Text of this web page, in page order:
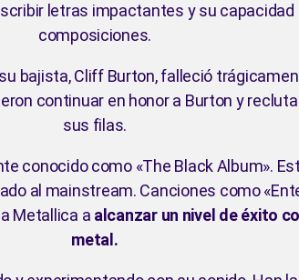
letras impactantes y su
composiciones.
bajista, Cliff Burton, falleció
continuar en honor a Burton y
sus filas.
conocido como «The Black Album».
al mainstream. Canciones como
Metallica a alcanzar un nivel de éxito
metal.